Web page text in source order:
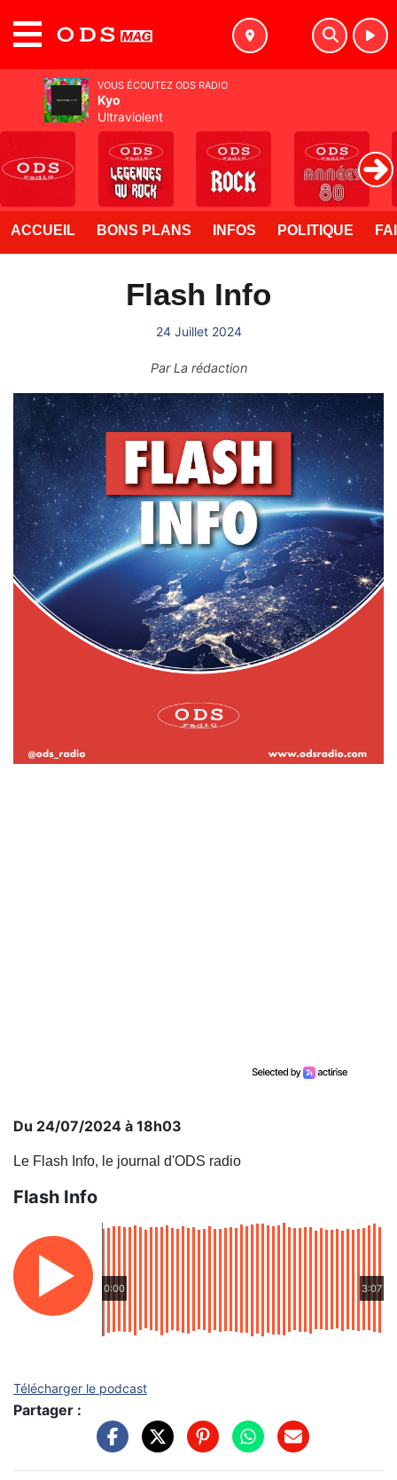
ACCUEIL BONS PLANS INFOS POLITIQUE
Flash Info
24 Juillet 2024
ParLa rédaction
Du 24/07/2024 à 18h03
Le Flash Info, le journal d'ODS radio
Flash Info
0:00 3:07
Télécharger le podcast
Partager :
VOUS ÉCOUTEZ ODS RADIO
Kyo
Ultraviolent